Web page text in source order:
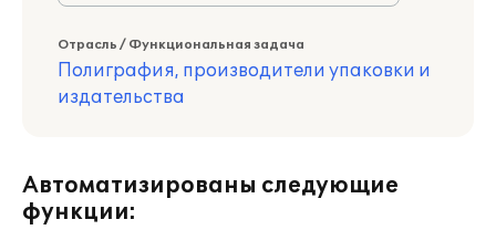
Отрасль / Функциональная задача
Полиграфия, производители упаковки и
издательства
Автоматизированы следующие
функции: